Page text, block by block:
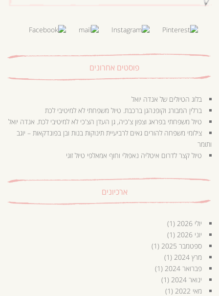
פוסטים אחרונים
בלוג הטיולים של אנדה יואל
ברלין המבורג וקופנהגן ברכבת. טיול משפחתי לא למיטיבי לכת
טיול משפחתי בפראג וצפון צ'כיה, גן העדן הצ'כי לא למיטיבי לכת. אנדה יואל
צילומי משפחה להורים גאים לרביעיית תינוקות בנות ובן בפונדקאות – יוגב
ותומר
טיול קצר לדרום איטליה נאפולי וחוף אמאלפי טיול זוגי
ארכיונים
יולי 2026
(1)
יוני 2026
(1)
ספטמבר 2025
(1)
מרץ 2024
(1)
פברואר 2024
(1)
ינואר 2024
(1)
מאי 2022
(1)